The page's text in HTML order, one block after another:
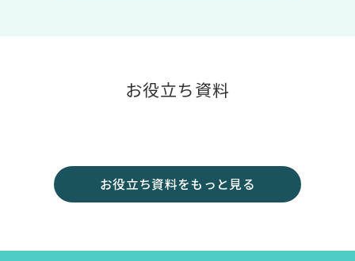
お役立ち資料
お役立ち資料をもっと見る